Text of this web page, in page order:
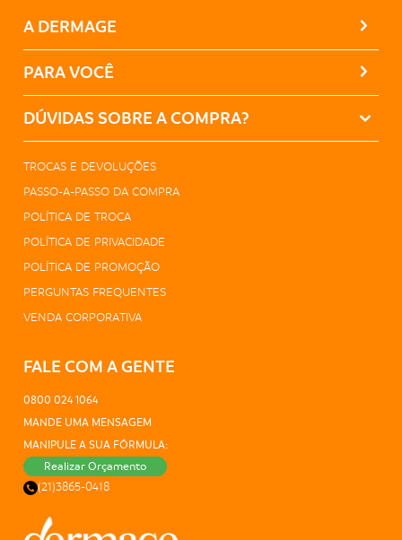
A DERMAGE
PARA VOCÊ
DÚVIDAS SOBRE A COMPRA?
TROCAS E DEVOLUÇÕES
PASSO-A-PASSO DA COMPRA
POLÍTICA DE TROCA
POLÍTICA DE PRIVACIDADE
POLÍTICA DE PROMOÇÃO
PERGUNTAS FREQUENTES
VENDA CORPORATIVA
FALE COM A GENTE
0800 024 1064
MANDE UMA MENSAGEM
MANIPULE A SUA FÓRMULA:
Realizar Orçamento
(21)3865-0418